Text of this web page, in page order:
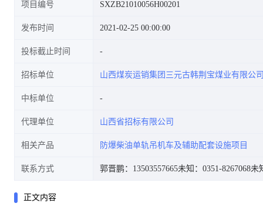
候选人公示
项目编号 SXZB21010056H00201
发布时间 2021-02-25 00:00:00
投标截止时间
招标单位 山西煤炭运销集团三元古韩荆宝煤业有限公
中标单位
代理单位 山西省招标有限公司
相关产品 防爆柴油单轨吊机车及辅助配套设施项目
联系方式 郭晋鹏：13503557665未知：0351-8267068未
正文内容